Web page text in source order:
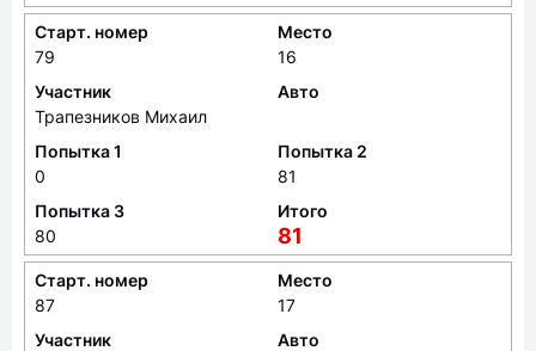
Старт. номер
79
Место
16
Участник
Трапезников Михаил
Авто
Попытка 1
0
Попытка 2
81
Попытка 3
80
Итого
81
Старт. номер
87
Место
17
Участник
Авто